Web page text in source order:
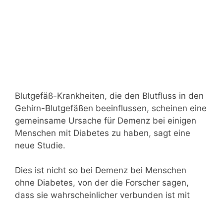
Blutgefäß-Krankheiten, die den Blutfluss in den
Gehirn-Blutgefäßen beeinflussen, scheinen eine
gemeinsame Ursache für Demenz bei einigen
Menschen mit Diabetes zu haben, sagt eine
neue Studie.
Dies ist nicht so bei Demenz bei Menschen
ohne Diabetes, von der die Forscher sagen,
dass sie wahrscheinlicher verbunden ist mit